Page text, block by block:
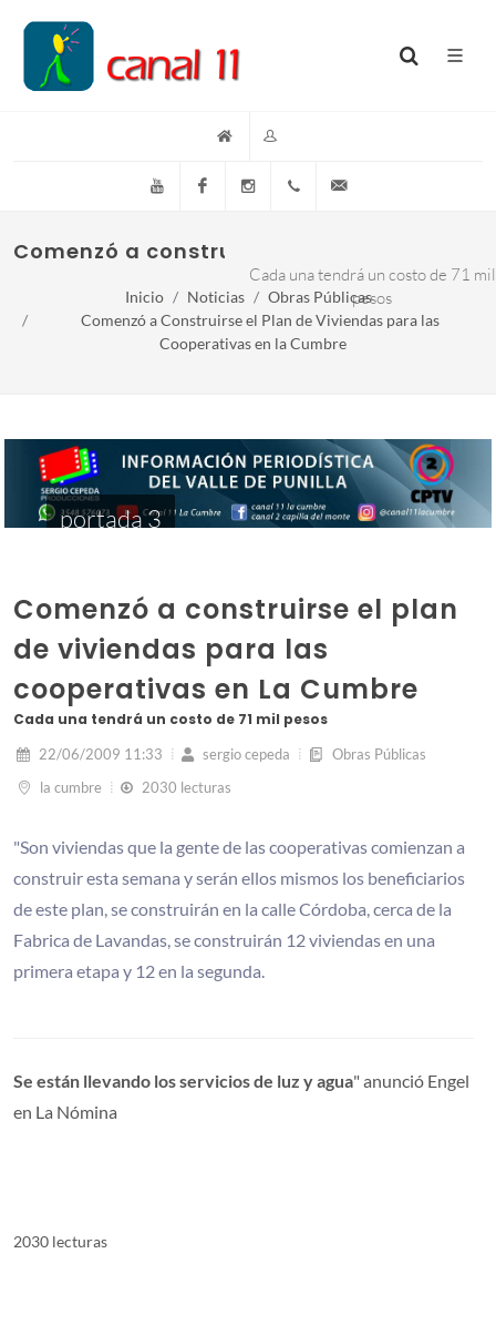
YouTube FacebookInstagram(+54)(9)3548-576073
Comenzó a construirse el plan de
Cada una tendrá un costo de 71 mil
pesos
Inicio Noticias
Obras Públicas
Comenzó a Construirse el Plan de Viviendas para las
Cooperativas en la Cumbre
portada 3
Comenzó a construirse el plan
de viviendas para las
cooperativas en La Cumbre
Cada una tendrá un costo de 71 mil pesos
22/06/2009 11:33 sergio cepeda
Obras Públicas
la cumbre
2030 lecturas
"Son viviendas que la gente de las cooperativas comienzan a
construir esta semana y serán ellos mismos los beneficiarios
de este plan, se construirán en la calle Córdoba, cerca de la
Fabrica de Lavandas, se construirán 12 viviendas en una
primera etapa y 12 en la segunda.
Se están llevando los servicios de luz y agua" anunció Engel
en La Nómina
2030 lecturas